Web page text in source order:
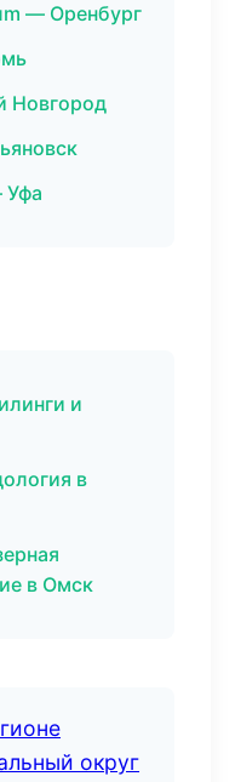
— Оренбург
Новгород
Уфа
и
в
в Омск
округ